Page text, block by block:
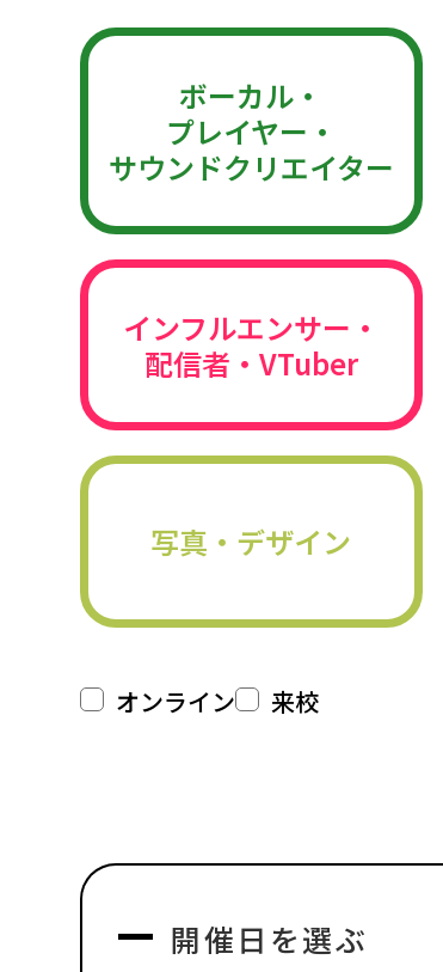
ボーカル・
プレイヤー・
サウンドクリエイター
インフルエンサー・
配信者・VTuber
写真・デザイン
オンライン 来校
開催日を選ぶ